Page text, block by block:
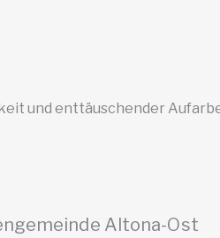
und enttäuschender
Altona-Ost